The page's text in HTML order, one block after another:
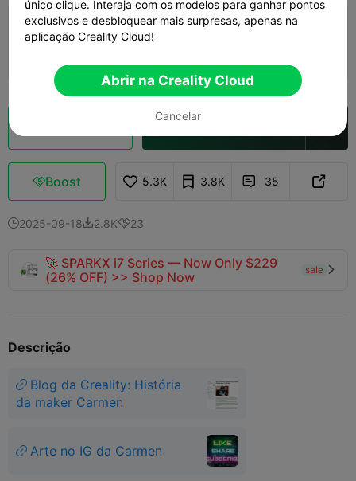
0.2mm layer, 2 walls, 15% infill
Boost 5.3K 3.8K  35 
2025-09-182.8K23
🚀 SPARKX i7 Series — Now Only $229
(26% OFF) >> Shop Now
sale 
Descrição
Blog da Creality: História
da maker Carmen
Arte no IG da Carmen
único clique. Interaja com os modelos para ganhar pontos
exclusivos e desbloquear mais surpresas, apenas na
aplicação Creality Cloud!
Abrir na Creality Cloud
Cancelar